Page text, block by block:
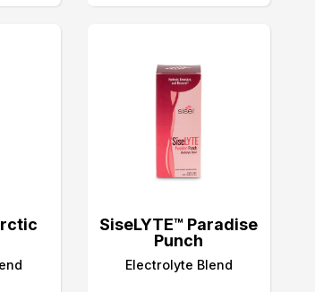
SiseLYTE™ Paradise
Punch
Electrolyte Blend